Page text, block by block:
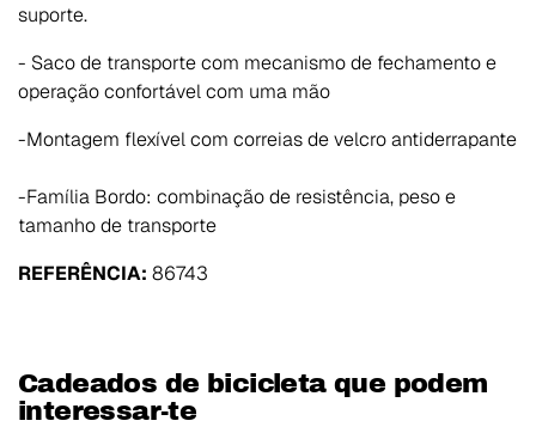
suporte.
- Saco de transporte com mecanismo de fechamento e
operação confortável com uma mão
-Montagem flexível com correias de velcro antiderrapante
-Família Bordo: combinação de resistência, peso e
tamanho de transporte
REFERÊNCIA: 86743
Cadeados de bicicleta que podem
interessar-te